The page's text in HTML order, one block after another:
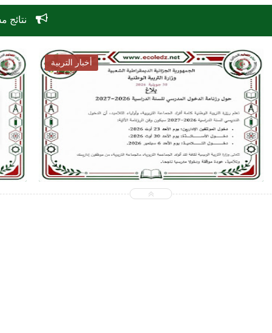
نتائج مسابقة الاساتذة 2026 concours onec dz
2026-07-31
ecoledz.net
أخبار التوظيف
2026-07-28
ecoledz.net